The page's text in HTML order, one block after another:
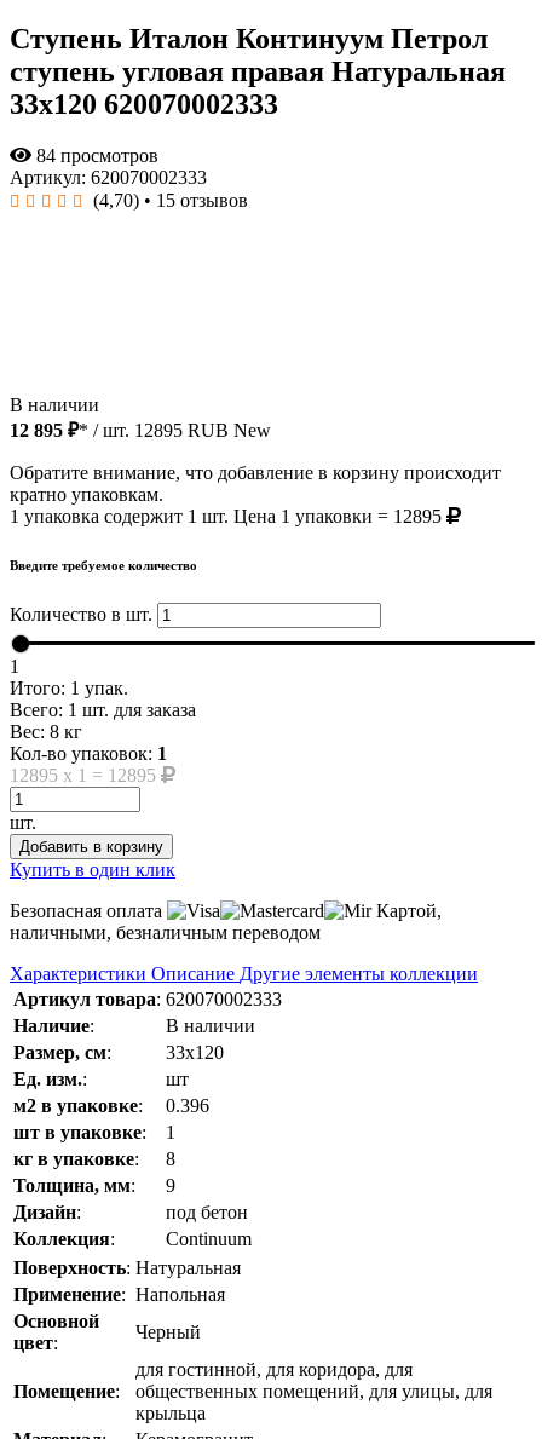
Ступень Италон Континуум Петрол
ступень угловая правая Натуральная
33x120 620070002333
84 просмотров
Артикул: 620070002333
(4,70) • 15 отзывов
В наличии
12 895 ₽* / шт. 12895 RUB New
Обратите внимание, что добавление в корзину происходит
кратно упаковкам.
1 упаковка содержит 1 шт. Цена 1 упаковки = 12895
Введите требуемое количество
Количество в шт.
1
Итого: 1 упак.
Всего: 1 шт. для заказа
Вес: 8 кг
Кол-во упаковок: 1
12895 x 1 = 12895
шт.
Добавить в корзину
Купить в один клик
Безопасная оплата
Картой,
наличными, безналичным переводом
Характеристики Описание Другие элементы коллекции
Артикул товара: 620070002333
Наличие:
В наличии
Размер, см:
33x120
Ед. изм.:
шт
м2 в упаковке:
0.396
шт в упаковке:
1
кг в упаковке:
8
Толщина, мм:
9
Дизайн:
под бетон
Коллекция:
Continuum
Поверхность: Натуральная
Применение: Напольная
Основной
цвет:
Черный
Помещение:
для гостинной, для коридора, для
общественных помещений, для улицы, для
крыльца